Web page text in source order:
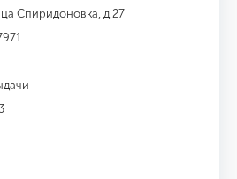
Спиридоновка, д.27